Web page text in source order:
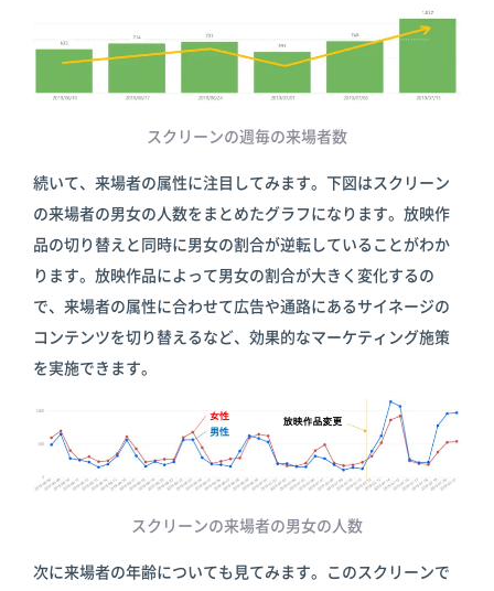
スクリーンの週毎の来場者数
続いて、来場者の属性に注目してみます。下図はスクリーン
の来場者の男女の人数をまとめたグラフになります。放映作
品の切り替えと同時に男女の割合が逆転していることがわか
ります。放映作品によって男女の割合が大きく変化するの
で、来場者の属性に合わせて広告や通路にあるサイネージの
コンテンツを切り替えるなど、効果的なマーケティング施策
を実施できます。
スクリーンの来場者の男女の人数
次に来場者の年齢についても見てみます。このスクリーンで